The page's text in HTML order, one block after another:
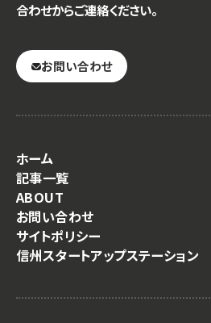
合わせからご連絡ください。
お問い合わせ
ホーム
記事一覧
ABOUT
お問い合わせ
サイトポリシー
信州スタートアップステーション